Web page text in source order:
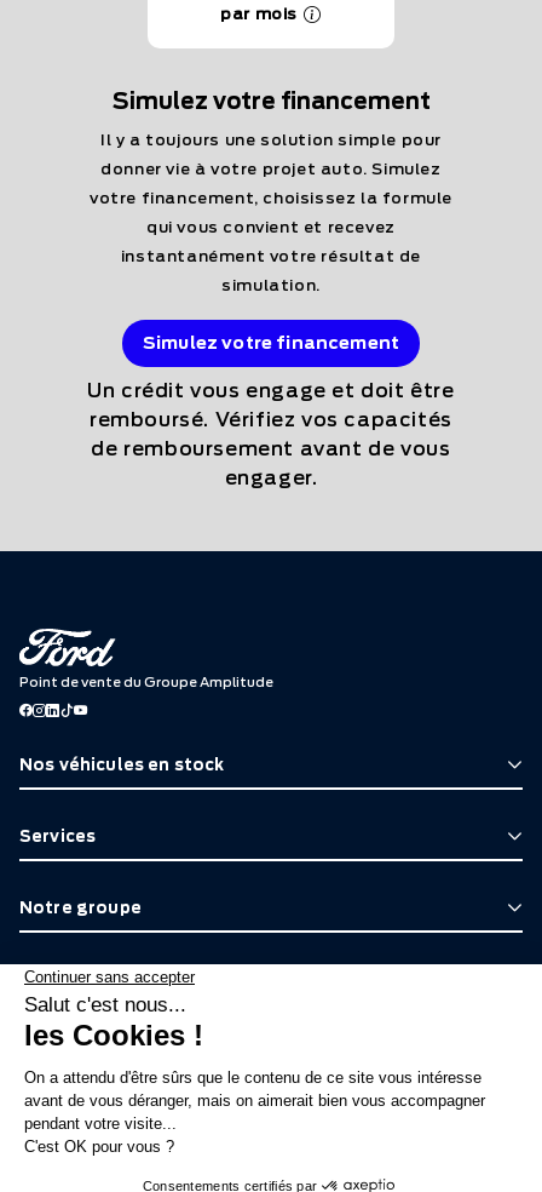
par mois
Simulez votre financement
Il y a toujours une solution simple pour
donner vie à votre projet auto. Simulez
votre financement, choisissez la formule
qui vous convient et recevez
instantanément votre résultat de
simulation.
Simulez votre financement
Un crédit vous engage et doit être
remboursé. Vérifiez vos capacités
de remboursement avant de vous
engager.
Point de vente du Groupe Amplitude
Nos véhicules en stock
Services
Notre groupe
Promotions
Actualités
Mentions légales Plan du site